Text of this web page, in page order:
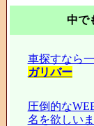
中で
車探すなら
ガリバー
圧倒的な
名を欲しい